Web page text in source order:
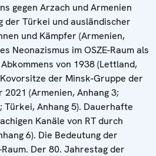
gegen Arzach und Armenien
Türkei und ausländischer
und Kämpfer (Armenien,
Neonazismus im OSZE-Raum als
von 1938 (Lettland,
der Minsk-Gruppe der
2021 (Armenien, Anhang 3;
Türkei, Anhang 5). Dauerhafte
Kanäle von RT durch
6). Die Bedeutung der
Der 80. Jahrestag der